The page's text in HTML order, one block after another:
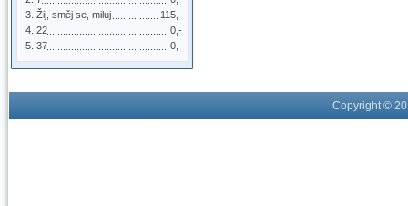
115,-
Žij, směj se, miluj
0,-
22
0,-
37
Copyright ©